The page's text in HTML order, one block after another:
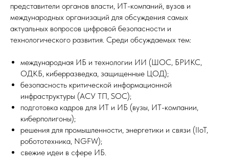
представители органов власти, ИТ-компаний, вузов и
международных организаций для обсуждения самых
актуальных вопросов цифровой безопасности и
технологического развития. Среди обсуждаемых тем:
международная ИБ и технологии ИИ (ШОС, БРИКС,
ОДКБ, киберразведка, защищенные ЦОД);
безопасность критической информационной
инфраструктуры (АСУ ТП, SOC);
подготовка кадров для ИТ и ИБ (вузы, ИТ-компании,
киберполигоны);
решения для промышленности, энергетики и связи (IIoT,
робототехника, NGFW);
свежие идеи в сфере ИБ.